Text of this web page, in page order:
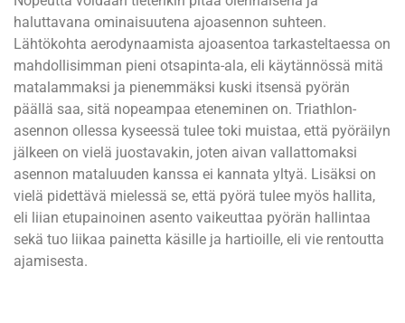
haluttavana ominaisuutena ajoasennon suhteen.
Lähtökohta aerodynaamista ajoasentoa tarkasteltaessa on
mahdollisimman pieni otsapinta-ala, eli käytännössä mitä
matalammaksi ja pienemmäksi kuski itsensä pyörän
päällä saa, sitä nopeampaa eteneminen on. Triathlon-
asennon ollessa kyseessä tulee toki muistaa, että pyöräilyn
jälkeen on vielä juostavakin, joten aivan vallattomaksi
asennon mataluuden kanssa ei kannata yltyä. Lisäksi on
vielä pidettävä mielessä se, että pyörä tulee myös hallita,
eli liian etupainoinen asento vaikeuttaa pyörän hallintaa
sekä tuo liikaa painetta käsille ja hartioille, eli vie rentoutta
ajamisesta.